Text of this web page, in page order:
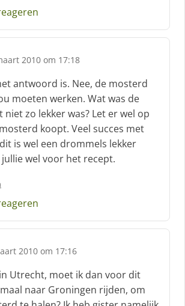
2010 om 17:18
antwoord is. Nee, de mosterd
moeten werken. Wat was de
zo lekker was? Let er wel op
koopt. Veel succes met
is wel een drommels lekker
wel voor het recept.
2010 om 17:16
Utrecht, moet ik dan voor dit
naar Groningen rijden, om